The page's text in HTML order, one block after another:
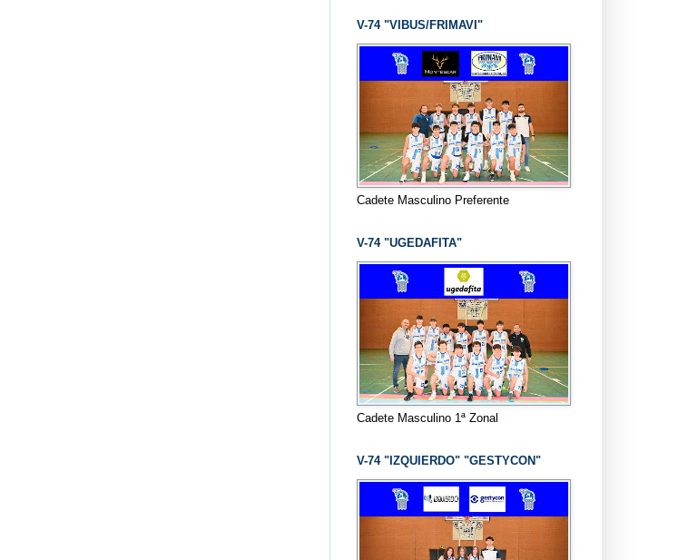
V-74 "VIBUS/FRIMAVI"
Cadete Masculino Preferente
V-74 "UGEDAFITA"
Cadete Masculino 1ª Zonal
V-74 "IZQUIERDO" "GESTYCON"